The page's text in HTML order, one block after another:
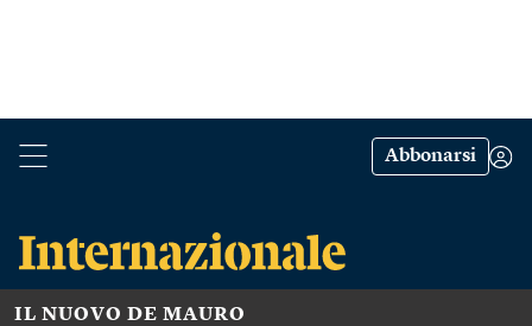
Abbonarsi
IL NUOVO DE MAURO